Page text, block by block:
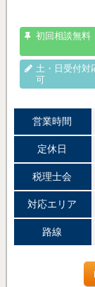
初回相談無料
土・日受付対
可
営業時間
定休日
税理士会
対応エリア
路線